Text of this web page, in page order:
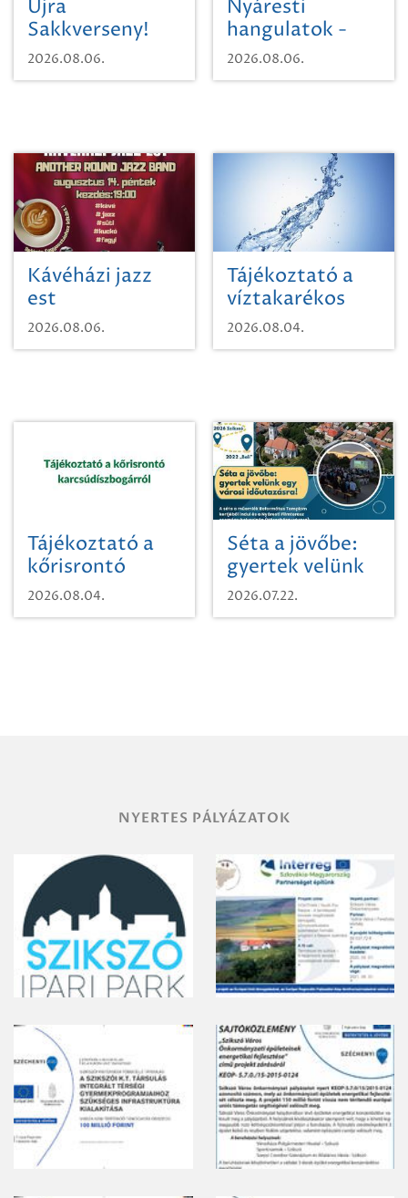
Újra
Sakkverseny!
2026.08.06.
Nyáresti
hangulatok -
Mágnás Miska
2026.08.06.
Kávéházi jazz
est
2026.08.06.
Tájékoztató a
víztakarékos
vízhasználatról
2026.08.04.
Tájékoztató a
kőrisrontó
karcsúdíszbogárról
2026.08.04.
Séta a jövőbe:
gyertek velünk
egy városi
időutazásra!
2026.07.22.
NYERTES PÁLYÁZATOK